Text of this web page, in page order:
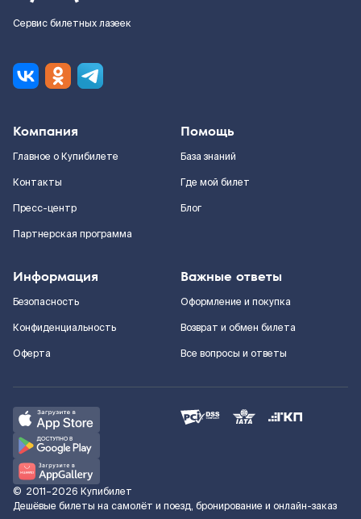
Сервис билетных лазеек
Компания
Главное о Купибилете
Контакты
Пресс-центр
Партнерская программа
Помощь
База знаний
Где мой билет
Блог
Информация
Безопасность
Конфиденциальность
Оферта
Важные ответы
Оформление и покупка
Возврат и обмен билета
Все вопросы и ответы
© 2011–2026 Купибилет
Дешёвые билеты на самолёт и поезд, бронирование и онлайн-заказ